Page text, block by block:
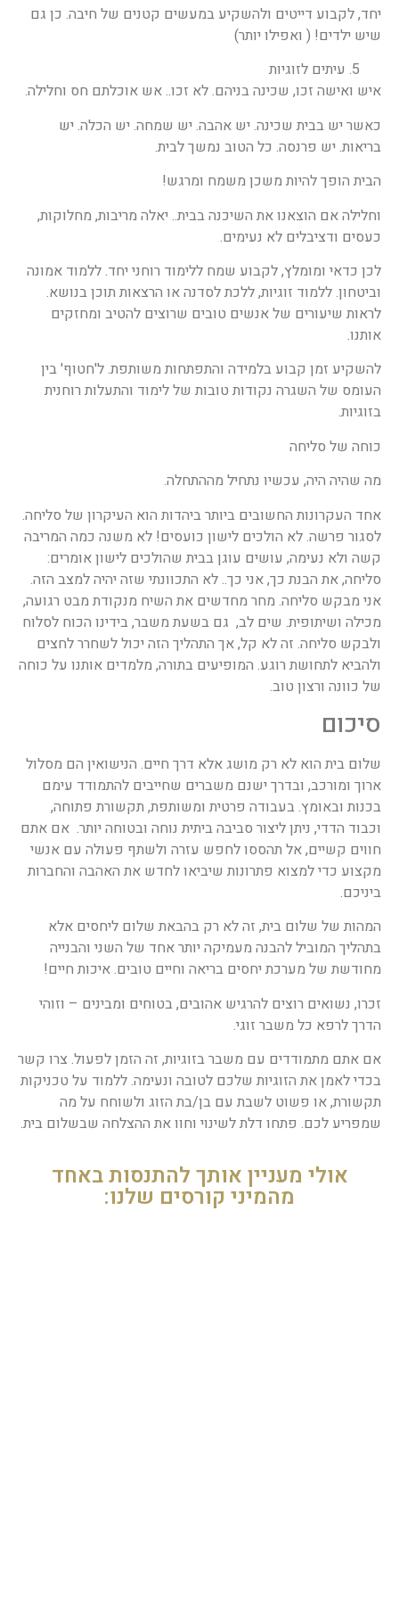
יחד, לקבוע דייטים ולהשקיע במעשים קטנים של חיבה. כן גם
שיש ילדים! ( ואפילו יותר)
עיתים לזוגיות
איש ואישה זכו, שכינה בניהם. לא זכו.. אש אוכלתם חס וחלילה.
כאשר יש בבית שכינה. יש אהבה. יש שמחה. יש הכלה. יש
בריאות. יש פרנסה. כל הטוב נמשך לבית.
הבית הופך להיות משכן משמח ומרגש!
וחלילה אם הוצאנו את השיכנה בבית.. יאלה מריבות, מחלוקות,
כעסים ודציבלים לא נעימים.
לכן כדאי ומומלץ, לקבוע שמח ללימוד רוחני יחד. ללמוד אמונה
וביטחון. ללמוד זוגיות, ללכת לסדנה או הרצאות תוכן בנושא.
לראות שיעורים של אנשים טובים שרוצים להטיב ומחזקים
אותנו.
להשקיע זמן קבוע בלמידה והתפתחות משותפת. ל'חטוף' בין
העומס של השגרה נקודות טובות של לימוד והתעלות רוחנית
בזוגיות.
כוחה של סליחה
מה שהיה היה, עכשיו נתחיל מההתחלה.
אחד העקרונות החשובים ביותר ביהדות הוא העיקרון של סליחה.
לסגור פרשה. לא הולכים לישון כועסים! לא משנה כמה המריבה
קשה ולא נעימה, עושים עוגן בבית שהולכים לישון אומרים:
סליחה, את הבנת כך, אני כך.. לא התכוונתי שזה יהיה למצב הזה.
אני מבקש סליחה. מחר מחדשים את השיח מנקודת מבט רגועה,
מכילה ושיתופית. שים לב, גם בשעת משבר, בידינו הכוח לסלוח
ולבקש סליחה. זה לא קל, אך התהליך הזה יכול לשחרר לחצים
ולהביא לתחושת רוגע. המופיעים בתורה, מלמדים אותנו על כוחה
של כוונה ורצון טוב.
סיכום
שלום בית הוא לא רק מושג אלא דרך חיים. הנישואין הם מסלול
ארוך ומורכב, ובדרך ישנם משברים שחייבים להתמודד עימם
בכנות ובאומץ. בעבודה פרטית ומשותפת, תקשורת פתוחה,
וכבוד הדדי, ניתן ליצור סביבה ביתית נוחה ובטוחה יותר. אם אתם
חווים קשיים, אל תהססו לחפש עזרה ולשתף פעולה עם אנשי
מקצוע כדי למצוא פתרונות שיביאו לחדש את האהבה והחברות
ביניכם.
המהות של שלום בית, זה לא רק בהבאת שלום ליחסים אלא
בתהליך המוביל להבנה מעמיקה יותר אחד של השני והבנייה
מחודשת של מערכת יחסים בריאה וחיים טובים. איכות חיים!
זכרו, נשואים רוצים להרגיש אהובים, בטוחים ומבינים – וזוהי
הדרך לרפא כל משבר זוגי.
אם אתם מתמודדים עם משבר בזוגיות, זה הזמן לפעול. צרו קשר
בכדי לאמן את הזוגיות שלכם לטובה ונעימה. ללמוד על טכניקות
תקשורת, או פשוט לשבת עם בן/בת הזוג ולשוחח על מה
שמפריע לכם. פתחו דלת לשינוי וחוו את ההצלחה שבשלום בית.
אולי מעניין אותך להתנסות באחד
מהמיני קורסים שלנו: